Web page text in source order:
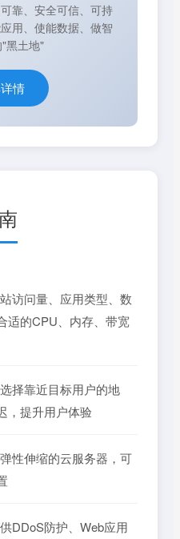
靠、安全可信、可持
用、使能数据、做智
黑土地"
情
访问量、应用类型、数
适的CPU、内存、带宽
择靠近目标用户的地
，提升用户体验
性伸缩的云服务器，可
DDoS防护、Web应用